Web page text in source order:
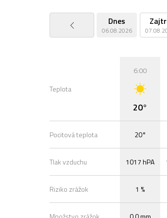
Dnes
06.08.2026
Teplota
Pocitová teplota
Tlak vzduchu
Riziko zrážok
6:00
20°
20°
1017 hPA
1 %